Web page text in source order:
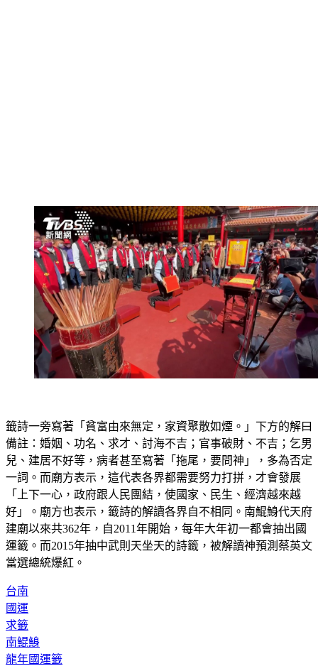
籤詩一旁寫著「貧富由來無定，家資聚散如煙。」下方的解曰
備註：婚姻、功名、求才、討海不吉；官事破財、不吉；乞男
兒、建居不好等，病者甚至寫著「拖尾，要問神」，多為否定
一詞。而廟方表示，這代表各界都需要努力打拼，才會發展
「上下一心，政府跟人民團結，使國家、民生、經濟越來越
好」。廟方也表示，籤詩的解讀各界自不相同。南鯤鯓代天府
建廟以來共362年，自2011年開始，每年大年初一都會抽出國
運籤。而2015年抽中武則天坐天的詩籤，被解讀神預測蔡英文
當選總統爆紅。
台南
國運
求籤
南鯤鯓
龍年國運籤